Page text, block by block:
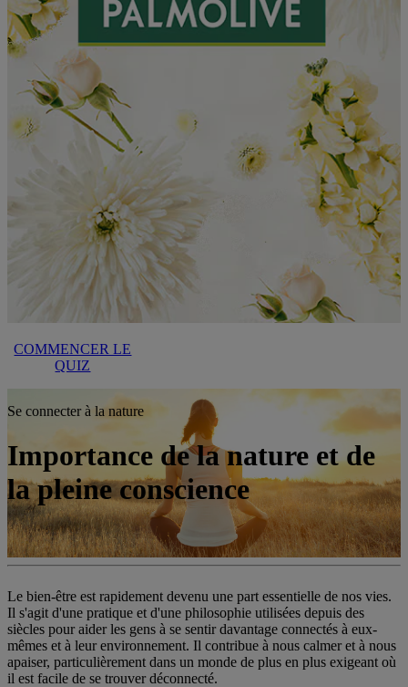
COMMENCER LE
QUIZ
Se connecter à la nature
Importance de la nature et de
la pleine conscience
Le bien-être est rapidement devenu une part essentielle de nos vies.
Il s'agit d'une pratique et d'une philosophie utilisées depuis des
siècles pour aider les gens à se sentir davantage connectés à eux-
mêmes et à leur environnement. Il contribue à nous calmer et à nous
apaiser, particulièrement dans un monde de plus en plus exigeant où
il est facile de se trouver déconnecté.